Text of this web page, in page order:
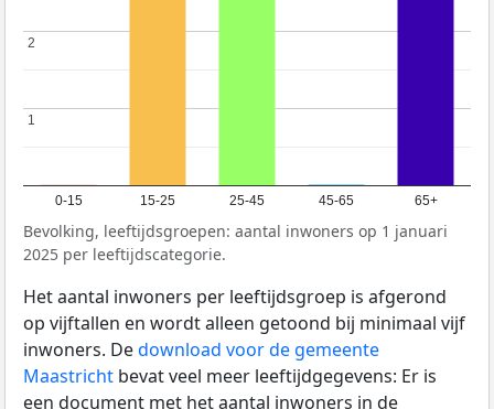
0-15 15-25 25-45 45-65 65+
11
2
2
Bevolking, leeftijdsgroepen: aantal inwoners op 1 januari
2025 per leeftijdscategorie.
Het aantal inwoners per leeftijdsgroep is afgerond
op vijftallen en wordt alleen getoond bij minimaal vijf
inwoners. Dedownload voor de gemeente
Maastricht bevat veel meer leeftijdgegevens: Er is
een document met het aantal inwoners in de